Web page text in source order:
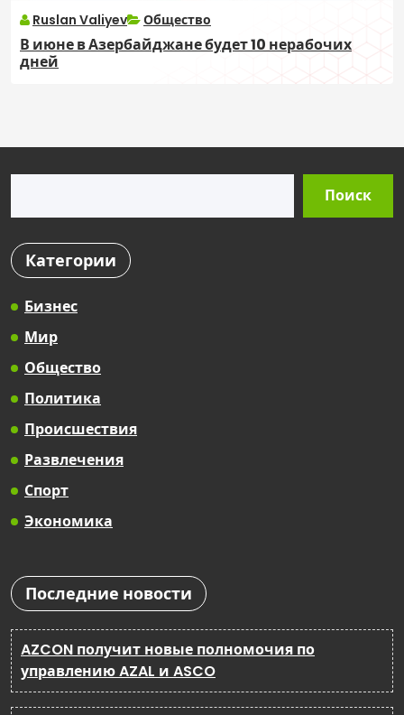
Ruslan Valiyev Общество
В июне в Азербайджане будет 10 нерабочих
дней
Поиск
Категории
Бизнес
Мир
Общество
Политика
Происшествия
Развлечения
Спорт
Экономика
Последние новости
AZCON получит новые полномочия по
управлению AZAL и ASCO